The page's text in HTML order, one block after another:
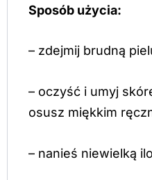
Sposób użycia:
– zdejmij brudną
– oczyść i umyj
osusz miękkim
– nanieś niewielką